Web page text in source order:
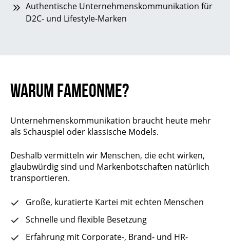
Authentische Unternehmenskommunikation für
D2C- und Lifestyle-Marken
WARUM FAMEONME?
Unternehmenskommunikation braucht heute mehr
als Schauspiel oder klassische Models.
Deshalb vermitteln wir Menschen, die echt wirken,
glaubwürdig sind und Markenbotschaften natürlich
transportieren.
Große, kuratierte Kartei mit echten Menschen
Schnelle und flexible Besetzung
Erfahrung mit Corporate-, Brand- und HR-